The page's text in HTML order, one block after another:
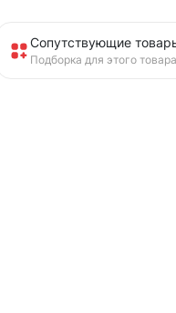
Сопутствующие
Подборка для этого товара